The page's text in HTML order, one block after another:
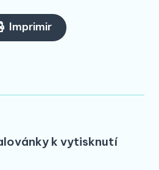
Imprimir
k vytisknutí